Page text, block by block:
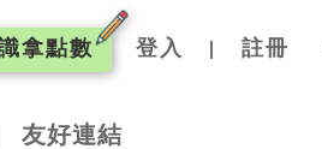
拿點數 登入 註冊
友好連結